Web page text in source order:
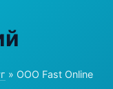
» ООО Fast Online